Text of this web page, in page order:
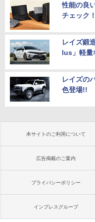
性能の良
チェック！
レイズ鍛
lus」軽量
レイズの
色登場!!
本サイトのご利用について
広告掲載のご案内
プライバシーポリシー
インプレスグループ